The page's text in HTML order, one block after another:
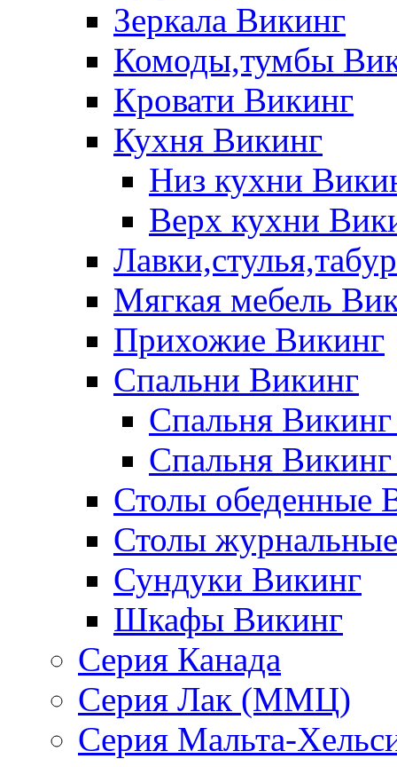
Зеркала Викинг
Комоды,тумбы
Кровати Викинг
Кухня Викинг
Низ кухни
Верх кухни
Мягкая мебель
Прихожие Викинг
Спальни Викинг
Спальня
Спальня
Столы обеденные
Столы
Сундуки Викинг
Шкафы Викинг
Серия Канада
Серия Лак (ММЦ)
Серия Мальта-